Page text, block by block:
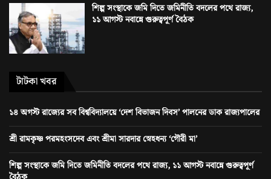
শিল্প সংস্থাকে জমি দিতে জমিনীতি বদলের পথে রাজ্য,
১১ আগস্ট নবান্নে গুরুত্বপূর্ণ বৈঠক
টাটকা খবর
১৪ অগস্ট রাজ্যের সব বিশ্ববিদ্যালয়ে ‘দেশ বিভাজন দিবস’ পালনের ডাক রাজ্যপালের
শ্রী রামকৃষ্ণ পরমহংসদেব এবং শ্রীমা সারদার স্নেহধন্য ‘গৌরী মা’
শিল্প সংস্থাকে জমি দিতে জমিনীতি বদলের পথে রাজ্য, ১১ আগস্ট নবান্নে গুরুত্বপূর্ণ